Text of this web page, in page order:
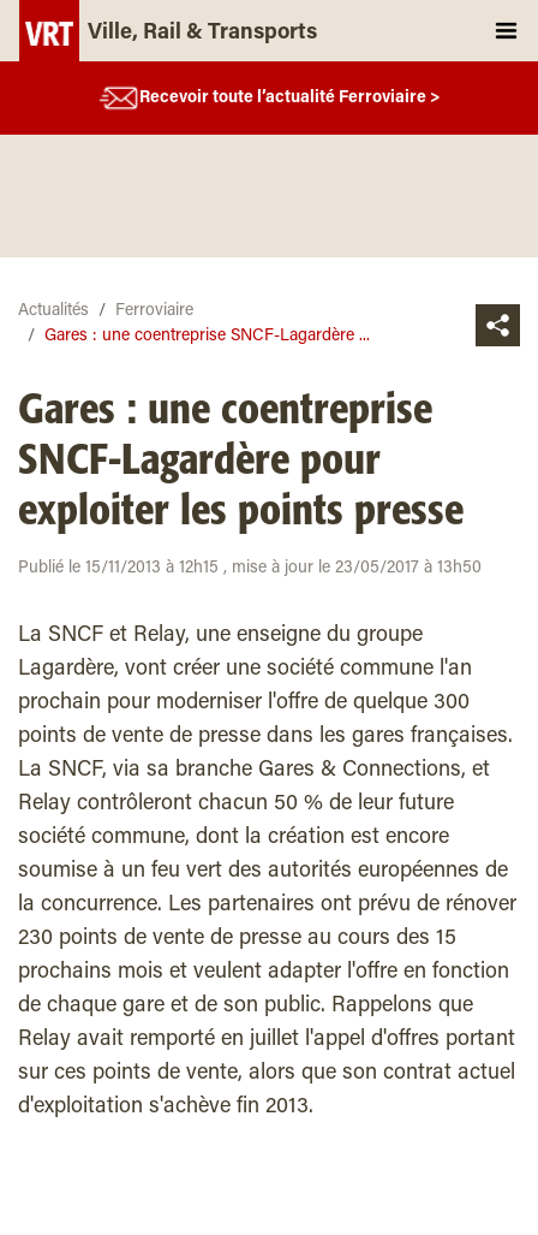
Ville, Rail & Transports
Recevoir toute l’actualité Ferroviaire >
Actualités
Ferroviaire
Gares : une coentreprise SNCF-Lagardère ...
Gares : une coentreprise
SNCF-Lagardère pour
exploiter les points presse
Publié le 15/11/2013 à 12h15 , mise à jour le 23/05/2017 à 13h50
La SNCF et Relay, une enseigne du groupe
Lagardère, vont créer une société commune l'an
prochain pour moderniser l'offre de quelque 300
points de vente de presse dans les gares françaises.
La SNCF, via sa branche Gares & Connections, et
Relay contrôleront chacun 50 % de leur future
société commune, dont la création est encore
soumise à un feu vert des autorités européennes de
la concurrence. Les partenaires ont prévu de rénover
230 points de vente de presse au cours des 15
prochains mois et veulent adapter l'offre en fonction
de chaque gare et de son public. Rappelons que
Relay avait remporté en juillet l'appel d'offres portant
sur ces points de vente, alors que son contrat actuel
d'exploitation s'achève fin 2013.